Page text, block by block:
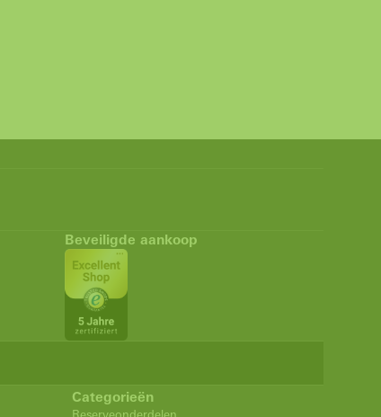
Beveiligde aankoop
Categorieën